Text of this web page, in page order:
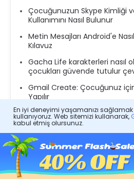
Çocuğunuzun Skype Kimliği
Kullanımını Nasıl Bulunur
Metin Mesajları Android'e
Kılavuz
Gacha Life karakterleri nasıl
çocukları güvende tutulur
Gmail Create: Çocuğunuz için
Yapılır
En iyi deneyimi yaşamanızı
kullanıyoruz. Web sitemizi kullanarak,
kabul etmiş olursunuz.